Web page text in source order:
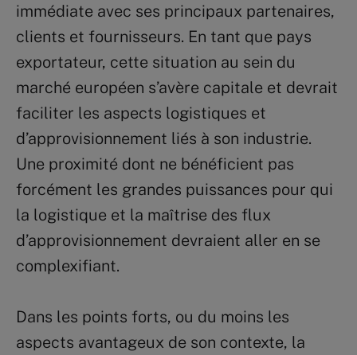
immédiate avec ses principaux partenaires,
clients et fournisseurs. En tant que pays
exportateur, cette situation au sein du
marché européen s’avère capitale et devrait
faciliter les aspects logistiques et
d’approvisionnement liés à son industrie.
Une proximité dont ne bénéficient pas
forcément les grandes puissances pour qui
la logistique et la maîtrise des flux
d’approvisionnement devraient aller en se
complexifiant.
Dans les points forts, ou du moins les
aspects avantageux de son contexte, la